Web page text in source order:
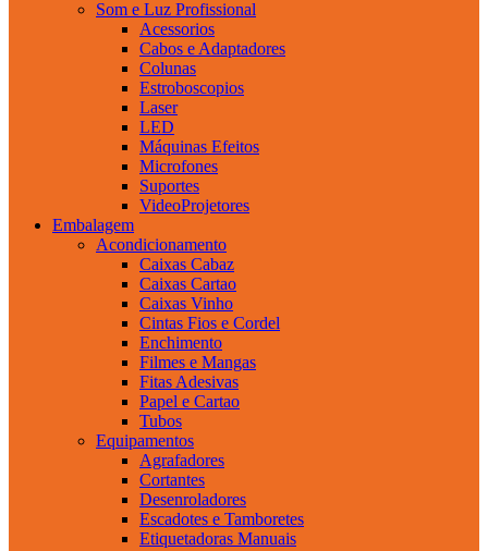
Som e Luz Profissional
Acessorios
Cabos e Adaptadores
Colunas
Estroboscopios
Laser
LED
Máquinas Efeitos
Microfones
Suportes
VideoProjetores
Embalagem
Acondicionamento
Caixas Cabaz
Caixas Cartao
Caixas Vinho
Cintas Fios e Cordel
Enchimento
Filmes e Mangas
Fitas Adesivas
Papel e Cartao
Tubos
Equipamentos
Agrafadores
Cortantes
Desenroladores
Escadotes e Tamboretes
Etiquetadoras Manuais